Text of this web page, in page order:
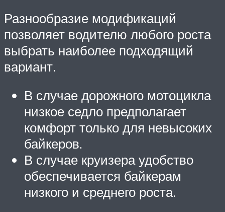
Разнообразие модификаций
позволяет водителю любого роста
выбрать наиболее подходящий
вариант.
В случае дорожного мотоцикла
низкое седло предполагает
комфорт только для невысоких
байкеров.
В случае круизера удобство
обеспечивается байкерам
низкого и среднего роста.